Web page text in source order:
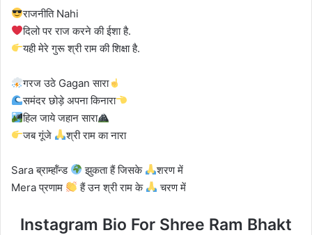
राजनीति Nahi
दिलो पर राज करने की ईशा है.
यही मेरे गुरू श्री राम की शिक्षा है.
गरज उठे Gagan सारा
समंदर छोड़े अपना किनारा
हिल जाये जहान सारा
जब गूंजे
श्री राम का नारा
Sara ब्राम्हॉंन्ड झुकता हैं जिसके
शरण में
Mera प्रणाम
हैं उन श्री राम के चरण में
Instagram Bio For Shree Ram Bhakt